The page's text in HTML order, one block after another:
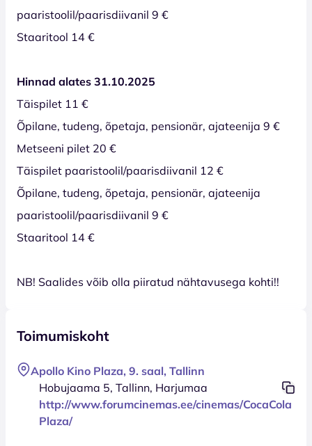
paaristoolil/paarisdiivanil 9 €
Staaritool 14 €
Hinnad alates 31.10.2025
Täispilet 11 €
Õpilane, tudeng, õpetaja, pensionär, ajateenija 9 €
Metseeni pilet 20 €
Täispilet paaristoolil/paarisdiivanil 12 €
Õpilane, tudeng, õpetaja, pensionär, ajateenija
paaristoolil/paarisdiivanil 9 €
Staaritool 14 €
NB! Saalides võib olla piiratud nähtavusega kohti!!
Toimumiskoht
Apollo Kino Plaza, 9. saal, Tallinn
Hobujaama 5, Tallinn, Harjumaa
http://www.forumcinemas.ee/cinemas/CocaCola
Plaza/